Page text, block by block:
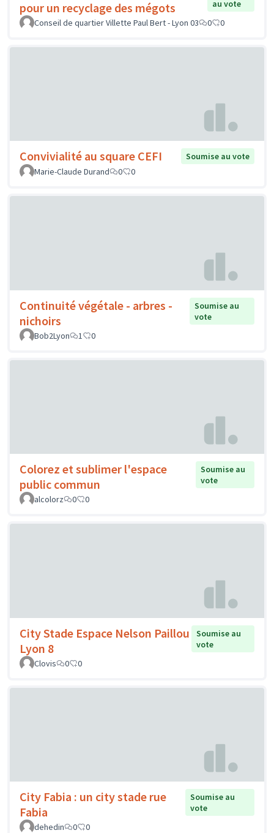
pour un recyclage des mégots
au vote
Conseil de quartier Villette Paul Bert - Lyon 03
0 0
Convivialité au square CEFI
Soumise au vote
Marie-Claude Durand
0 0
Continuité végétale - arbres -
nichoirs
Soumise au
vote
Bob2Lyon
1 0
Colorez et sublimer l'espace
public commun
Soumise au
vote
alcolorz
0 0
City Stade Espace Nelson Paillou
Lyon 8
Soumise au
vote
Clovis
0 0
City Fabia : un city stade rue
Fabia
Soumise au
vote
dehedin
0 0